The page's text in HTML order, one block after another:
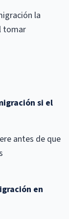
la
tomar
si el
antes de que
en